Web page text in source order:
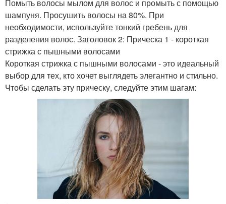
Помыть волосы мылом для волос и промыть с помощью
шампуня. Просушить волосы на 80%. При
необходимости, используйте тонкий гребень для
разделения волос. Заголовок 2: Прическа 1 - короткая
стрижка с пышными волосами
Короткая стрижка с пышными волосами - это идеальный
выбор для тех, кто хочет выглядеть элегантно и стильно.
Чтобы сделать эту прическу, следуйте этим шагам: